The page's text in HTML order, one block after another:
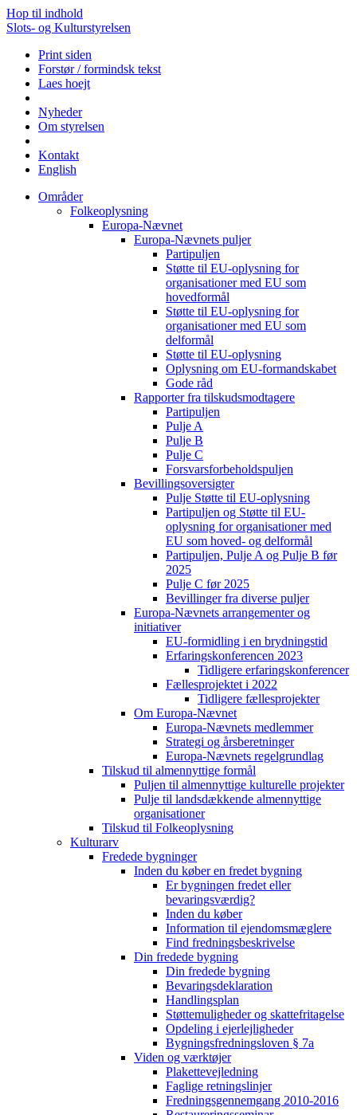
Hop til indhold
Slots- og Kulturstyrelsen
Print siden
Forstør / formindsk tekst
Laes hoejt
Nyheder
Om styrelsen
Kontakt
English
Områder
Folkeoplysning
Europa-Nævnet
Europa-Nævnets puljer
Partipuljen
Støtte til EU-oplysning for
organisationer med EU som
hovedformål
Støtte til EU-oplysning for
organisationer med EU som
delformål
Støtte til EU-oplysning
Oplysning om EU-formandskabet
Gode råd
Rapporter fra tilskudsmodtagere
Partipuljen
Pulje A
Pulje B
Pulje C
Forsvarsforbeholdspuljen
Bevillingsoversigter
Pulje Støtte til EU-oplysning
Partipuljen og Støtte til EU-
oplysning for organisationer med
EU som hoved- og delformål
Partipuljen, Pulje A og Pulje B før
2025
Pulje C før 2025
Bevillinger fra diverse puljer
Europa-Nævnets arrangementer og
initiativer
EU-formidling i en brydningstid
Erfaringskonferencen 2023
Tidligere erfaringskonferencer
Fællesprojektet i 2022
Tidligere fællesprojekter
Om Europa-Nævnet
Europa-Nævnets medlemmer
Strategi og årsberetninger
Europa-Nævnets regelgrundlag
Tilskud til almennyttige formål
Puljen til almennyttige kulturelle projekter
Pulje til landsdækkende almennyttige
organisationer
Tilskud til Folkeoplysning
Kulturarv
Fredede bygninger
Inden du køber en fredet bygning
Er bygningen fredet eller
bevaringsværdig?
Inden du køber
Information til ejendomsmæglere
Find fredningsbeskrivelse
Din fredede bygning
Din fredede bygning
Bevaringsdeklaration
Handlingsplan
Støttemuligheder og skattefritagelse
Opdeling i ejerlejligheder
Bygningsfredningsloven § 7a
Viden og værktøjer
Plakettevejledning
Faglige retningslinjer
Fredningsgennemgang 2010-2016